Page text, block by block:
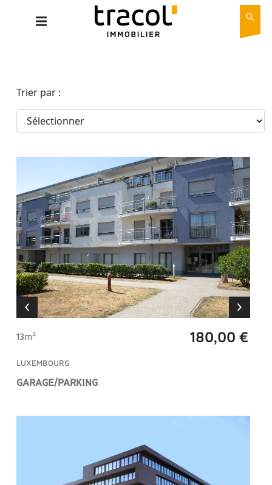
Trier par :
13m² 180,00 €
LUXEMBOURG
GARAGE/PARKING